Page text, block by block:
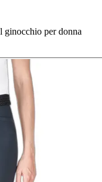
ginocchio per donna